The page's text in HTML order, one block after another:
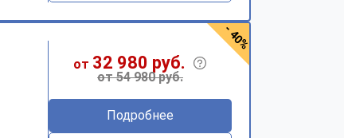
от 32 980 руб.
от 54 980 руб.
Подробнее
- 40%